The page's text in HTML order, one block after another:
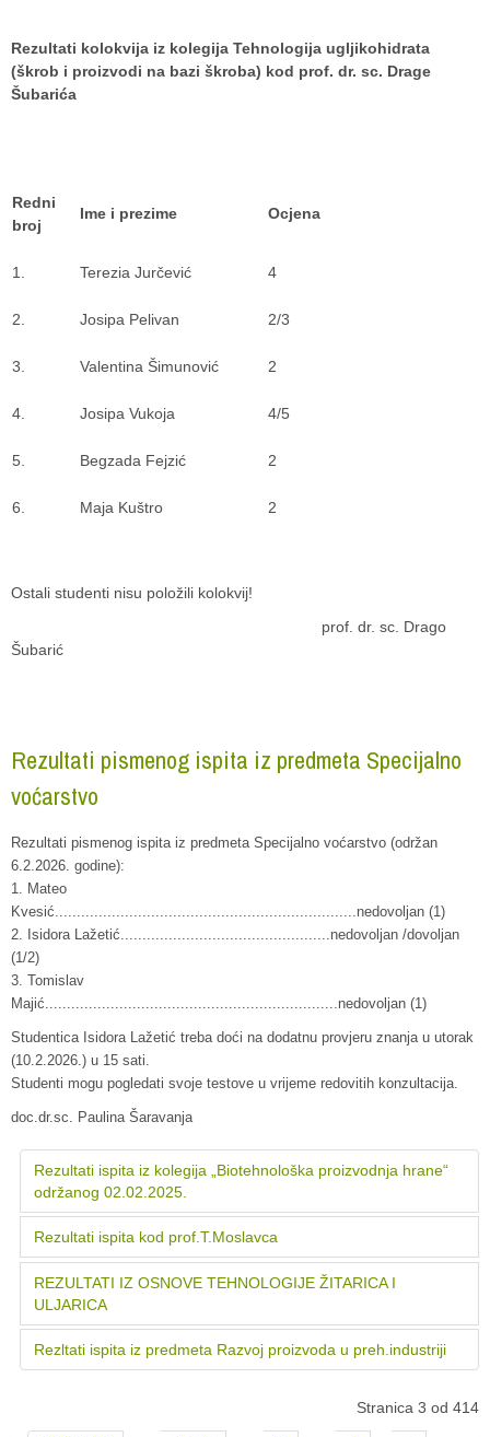
Rezultati kolokvija iz kolegija Tehnologija ugljikohidrata
(škrob i proizvodi na bazi škroba) kod prof. dr. sc. Drage
Šubarića
Redni
broj
Ime i prezime Ocjena
1. Terezia Jurčević 4
2. Josipa Pelivan 2/3
3. Valentina Šimunović 2
4. Josipa Vukoja 4/5
5. Begzada Fejzić 2
6. Maja Kuštro 2
Ostali studenti nisu položili kolokvij!
prof. dr. sc. Drago
Šubarić
Rezultati pismenog ispita iz predmeta Specijalno
voćarstvo
Rezultati pismenog ispita iz predmeta Specijalno voćarstvo (održan
6.2.2026. godine):
1. Mateo
Kvesić.....................................................................nedovoljan (1)
2. Isidora Lažetić................................................nedovoljan /dovoljan
(1/2)
3. Tomislav
Majić...................................................................nedovoljan (1)
Studentica Isidora Lažetić treba doći na dodatnu provjeru znanja u utorak
(10.2.2026.) u 15 sati.
Studenti mogu pogledati svoje testove u vrijeme redovitih konzultacija.
doc.dr.sc. Paulina Šaravanja
Rezultati ispita iz kolegija „Biotehnološka proizvodnja hrane“
održanog 02.02.2025.
Rezultati ispita kod prof.T.Moslavca
REZULTATI IZ OSNOVE TEHNOLOGIJE ŽITARICA I
ULJARICA
Rezltati ispita iz predmeta Razvoj proizvoda u preh.industriji
Stranica 3 od 414